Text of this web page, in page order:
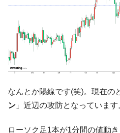
『韓国銀行』が
す」⇒「金を経由するドル入手
『Money1』
韓国･外為取引量
ル」まで拡大 ⇒ 海外資金の動
『Money1』
韓国･帰ってき
『Money1』
韓国大統領府ボ
た ⇒ 国家が行った恐るべき株価
なんとか陽線です(笑)。現在の
ン 」近辺の攻防となっています
ローソク足1本が1分間の値動